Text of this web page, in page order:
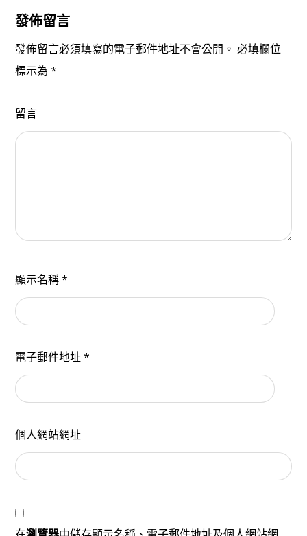
發佈留言
發佈留言必須填寫的電子郵件地址不會公開。 必填欄位
標示為*
留言
顯示名稱*
電子郵件地址*
個人網站網址